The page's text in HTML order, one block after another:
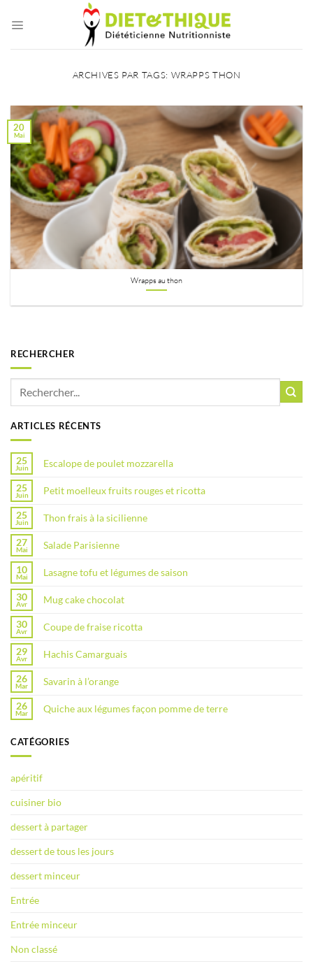
ARCHIVES PAR TAGS: WRAPPS THON
Wrapps au thon
20
Mai
RECHERCHER
ARTICLES RÉCENTS
25
Juin Escalope de poulet mozzarella
25
Juin Petit moelleux fruits rouges et ricotta
25
Juin Thon frais à la sicilienne
27
Mai Salade Parisienne
10
Mai Lasagne tofu et légumes de saison
30
Avr Mug cake chocolat
30
Avr Coupe de fraise ricotta
29
Avr Hachis Camarguais
26
Mar Savarin à l’orange
26
Mar Quiche aux légumes façon pomme de terre
CATÉGORIES
apéritif
cuisiner bio
dessert à partager
dessert de tous les jours
dessert minceur
Entrée
Entrée minceur
Non classé